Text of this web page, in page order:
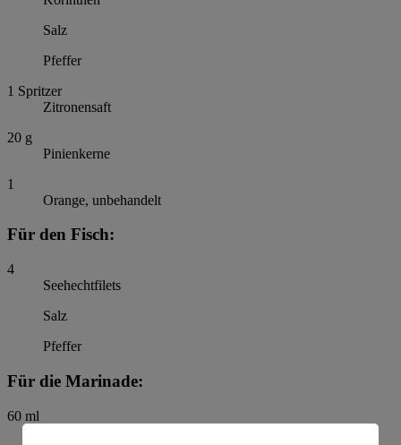
Salz
Pfeffer
1 Spritzer
Zitronensaft
20 g
Pinienkerne
1
Orange, unbehandelt
Für den Fisch:
4
Seehechtfilets
Salz
Pfeffer
Für die Marinade:
60 ml